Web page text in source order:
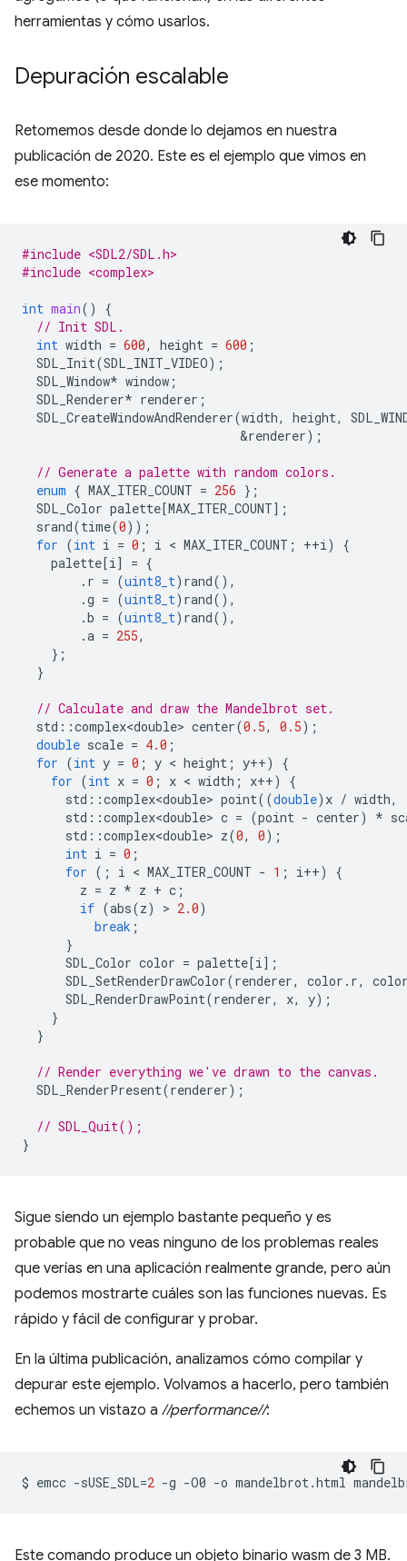
herramientas y cómo usarlos.
Depuración escalable
Retomemos desde donde lo dejamos en nuestra
publicación de 2020. Este es el ejemplo que vimos en
ese momento:
#include <SDL2/SDL.h>
#include <complex>
int main()
{
// Init SDL.
int width = 600, height = 600 ;
SDL_Init(SDL_INIT_VIDEO);
SDL_Window* window ;
SDL_Renderer* renderer ;
SDL_CreateWindowAndRenderer(width, height,
&renderer);
// Generate a palette with random colors.
enum { MAX_ITER_COUNT = 256 };
SDL_Color palette[MAX_ITER_COUNT];
srand(time(0));
for (int i = 0 ; i < MAX_ITER_COUNT ; ++i)
{
palette[i] = {
. r = (uint8_t) rand(),
.g = (uint8_t) rand(),
.b = (uint8_t) rand(),
.a = 255,
};
}
// Calculate and draw the Mandelbrot set.
std ::complex<double> center(0.5, 0.5);
double scale = 4.0 ;
for (int y = 0 ; y < height ; y++)
{
for (int x = 0 ; x < width ; x++)
{
std ::complex<double> point((double) x / width,
std ::complex<double> c = (point - center) *
std ::complex<double> z(0, 0);
int i = 0 ;
for (; i < MAX_ITER_COUNT - 1 ; i++)
{
z = z * z + c ;
if (abs(z) > 2.0)
break ;
}
SDL_Color color = palette[i];
SDL_SetRenderDrawColor(renderer, color . r,
SDL_RenderDrawPoint(renderer, x, y);
}
}
// Render everything we've drawn to the canvas.
SDL_RenderPresent(renderer);
// SDL_Quit();
}
Sigue siendo un ejemplo bastante pequeño y es
probable que no veas ninguno de los problemas reales
que verías en una aplicación realmente grande, pero aún
podemos mostrarte cuáles son las funciones nuevas. Es
rápido y fácil de configurar y probar.
En la última publicación, analizamos cómo compilar y
depurar este ejemplo. Volvamos a hacerlo, pero también
echemos un vistazo a //performance//:
$ emcc -sUSE_SDL=2 -g -O0 -o mandelbrot.html
Este comando produce un objeto binario wasm de 3 MB.